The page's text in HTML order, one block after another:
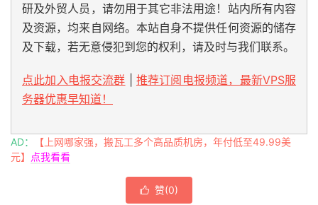
研及外贸人员，请勿用于其它非法用途！站内所有内容
及资源，均来自网络。本站自身不提供任何资源的储存
及下载，若无意侵犯到您的权利，请及时与我们联系。
点此加入电报交流群
推荐订阅电报频道，最新VPS服
务器优惠早知道！
AD：
【上网哪家强，搬瓦工多个高品质机房，年付低至49.99美
元】
点我看看
 赞(0)